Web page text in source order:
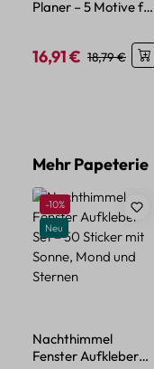
Planer – 5 Motive für
Verkaufspreis:
16,91 € Regulärer
18,79 €
Produktgalerie
Mehr Papeterie
Rabatt
-10%
Neu
Nachthimmel
Fenster Aufkleber